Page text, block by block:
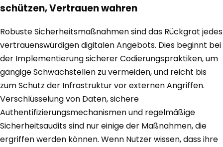
schützen, Vertrauen wahren
Robuste Sicherheitsmaßnahmen sind das Rückgrat jedes
vertrauenswürdigen digitalen Angebots. Dies beginnt bei
der Implementierung sicherer Codierungspraktiken, um
gängige Schwachstellen zu vermeiden, und reicht bis
zum Schutz der Infrastruktur vor externen Angriffen.
Verschlüsselung von Daten, sichere
Authentifizierungsmechanismen und regelmäßige
Sicherheitsaudits sind nur einige der Maßnahmen, die
ergriffen werden können. Wenn Nutzer wissen, dass ihre